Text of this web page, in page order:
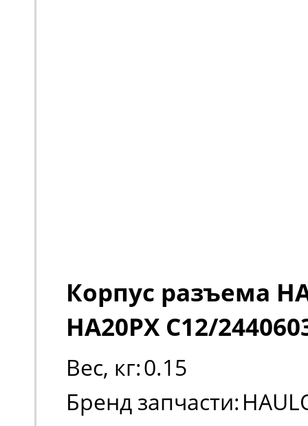
Корпус разъема
HA20PX C12/
Вес, кг:0.15
Бренд запчасти: